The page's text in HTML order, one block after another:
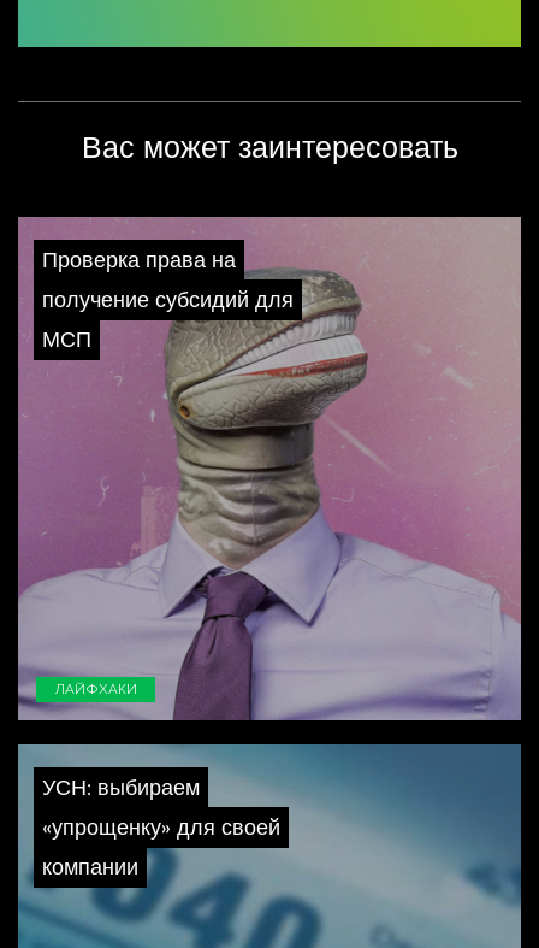
Вас может заинтересовать
Проверка права на
получение субсидий для
МСП
ЛАЙФХАКИ
УСН: выбираем
«упрощенку» для своей
компании